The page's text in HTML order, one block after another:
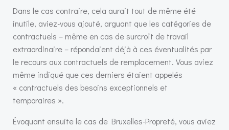
Dans le cas contraire, cela aurait tout de même été
inutile, aviez-vous ajouté, arguant que les catégories de
contractuels – même en cas de surcroît de travail
extraordinaire – répondaient déjà à ces éventualités par
le recours aux contractuels de remplacement. Vous aviez
même indiqué que ces derniers étaient appelés
« contractuels des besoins exceptionnels et
temporaires ».
Évoquant ensuite le cas de Bruxelles-Propreté, vous aviez